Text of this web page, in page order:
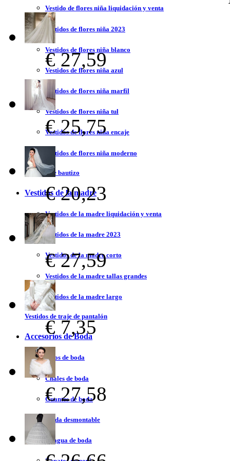
Vestido de flores niña liquidación y venta
Vestidos de flores niña 2023
Vestidos de flores niña blanco
Vestidos de flores niña azul
Vestidos de flores niña marfil
Vestidos de flores niña tul
Vestidos de flores niña encaje
Vestidos de flores niña moderno
Vestidos de bautizo
Vestidos de la madre
Vestidos de la madre liquidación y venta
Vestidos de la madre 2023
Vestidos de la madre corto
Vestidos de la madre tallas grandes
Vestidos de la madre largo
Vestidos de traje de pantalón
Accesorios de Boda
Velos de boda
Chales de boda
Guantes de boda
Falda desmontable
Enagua de boda
€ 27,59
€ 25,75
€ 20,23
€ 27,59
€ 7,35
€ 27,58